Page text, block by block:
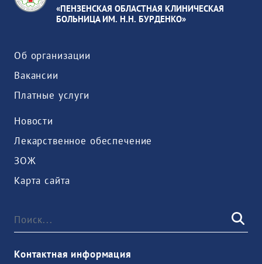
«ПЕНЗЕНСКАЯ ОБЛАСТНАЯ КЛИНИЧЕСКАЯ
БОЛЬНИЦА ИМ. Н.Н. БУРДЕНКО»
Об организации
Вакансии
Платные услуги
Новости
Лекарственное обеспечение
ЗОЖ
Карта сайта
Контактная информация